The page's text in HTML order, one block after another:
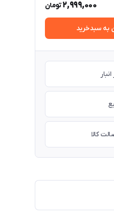
2,999,000تومان
به سبدخرید
کالا